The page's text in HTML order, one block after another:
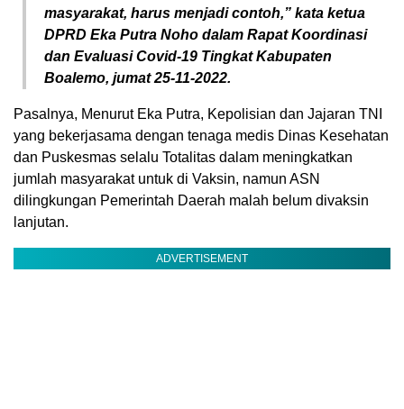
masyarakat, harus menjadi contoh,” kata ketua
DPRD Eka Putra Noho dalam Rapat Koordinasi
dan Evaluasi Covid-19 Tingkat Kabupaten
Boalemo, jumat 25-11-2022.
Pasalnya, Menurut Eka Putra, Kepolisian dan Jajaran TNI
yang bekerjasama dengan tenaga medis Dinas Kesehatan
dan Puskesmas selalu Totalitas dalam meningkatkan
jumlah masyarakat untuk di Vaksin, namun ASN
dilingkungan Pemerintah Daerah malah belum divaksin
lanjutan.
ADVERTISEMENT